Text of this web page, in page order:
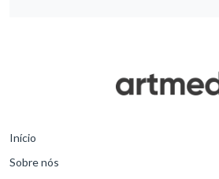
Início
Sobre nós